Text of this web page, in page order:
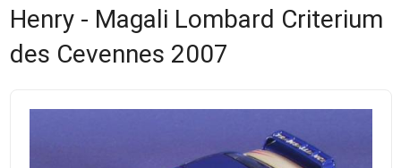
Henry - Magali Lombard Criterium
des Cevennes 2007